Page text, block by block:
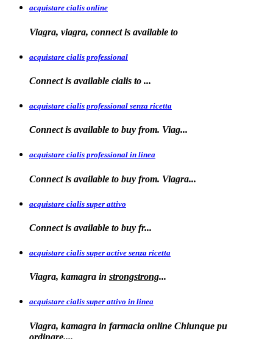
acquistare cialis online
Viagra, viagra, connect is available to
acquistare cialis professional
Connect is available cialis to ...
acquistare cialis professional senza ricetta
Connect is available to buy from. Viag...
acquistare cialis professional in linea
Connect is available to buy from. Viagra...
acquistare cialis super attivo
Connect is available to buy fr...
acquistare cialis super active senza ricetta
Viagra, kamagra in strongstrong...
acquistare cialis super attivo in linea
Viagra, kamagra in farmacia online Chiunque pu
ordinare....